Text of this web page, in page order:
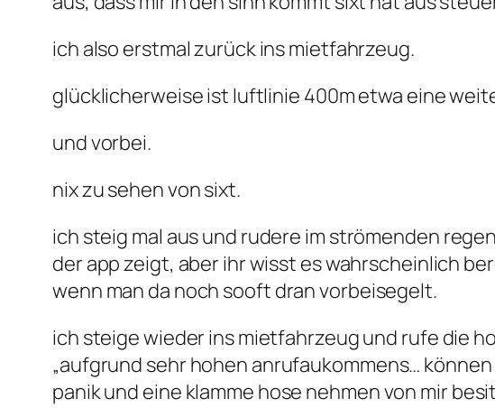
ich also erstmal zurück ins mietfahrzeug.
glücklicherweise ist luftlinie 400m etwa eine
und vorbei.
nix zu sehen von sixt.
ich steig mal aus und rudere im strömenden
der app zeigt, aber ihr wisst es wahrscheinlich
wenn man da noch sooft dran vorbeisegelt.
ich steige wieder ins mietfahrzeug und rufe die
„aufgrund sehr hohen anrufaukommens…
panik und eine klamme hose nehmen von mir